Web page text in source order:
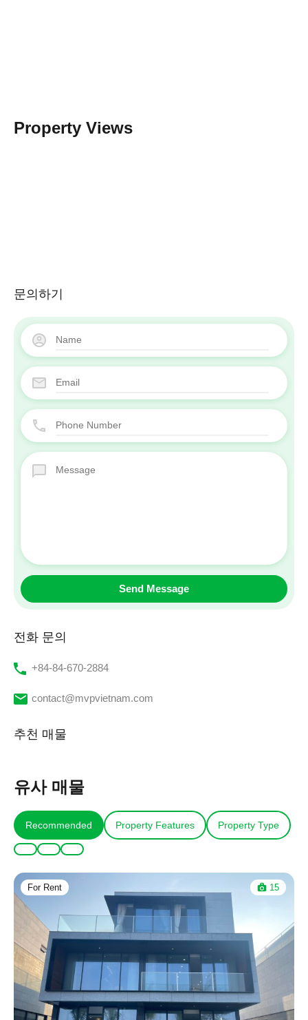
Property Views
문의하기
전화 문의
‭+84-84-670-2884‬
contact@mvpvietnam.com
추천 매물
유사 매물
Recommended Property Features Property Type
For Rent 15